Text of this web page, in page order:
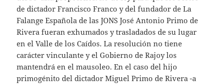
de dictador Francisco Franco y del fundador de La
Falange Española de las JONS José Antonio Primo de
Rivera fueran exhumados y trasladados de su lugar
en el Valle de los Caídos. La resolución no tiene
carácter vinculante y el Gobierno de Rajoy los
mantendrá en el mausoleo. En el caso del hijo
primogénito del dictador Miguel Primo de Rivera -a